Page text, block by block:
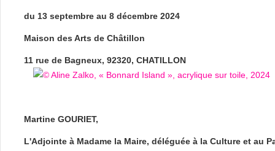
du 13 septembre au 8 décembre 2024
Maison des Arts de Châtillon
11 rue de Bagneux, 92320, CHATILLON
Martine GOURIET,
L'Adjointe à Madame la Maire, déléguée à la Culture et au